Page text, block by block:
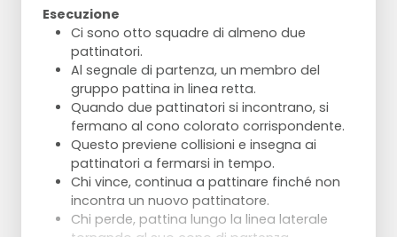
Esecuzione
Ci sono otto squadre di almeno due
pattinatori.
Al segnale di partenza, un membro del
gruppo pattina in linea retta.
Quando due pattinatori si incontrano, si
fermano al cono colorato corrispondente.
Questo previene collisioni e insegna ai
pattinatori a fermarsi in tempo.
Chi vince, continua a pattinare finché non
incontra un nuovo pattinatore.
Chi perde, pattina lungo la linea laterale